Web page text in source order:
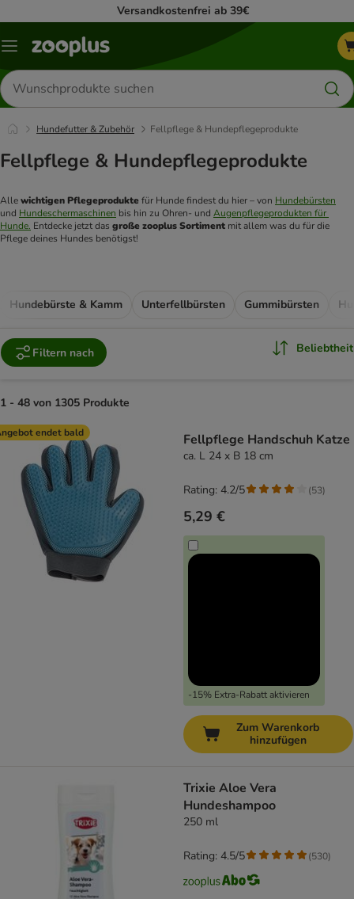
Versandkostenfrei ab 39€
Menü
Produkte
suchen
Hundefutter & Zubehör Fellpflege & Hundepflegeprodukte
Fellpflege & Hundepflegeprodukte
Alle wichtigen Pflegeprodukte für Hunde findest du hier – von Hundebürsten
und Hundeschermaschinen bis hin zu Ohren- und Augenpflegeprodukten für
Hunde. Entdecke jetzt das große zooplus Sortiment mit allem was du für die
Pflege deines Hundes benötigst!
Hundebürste & Kamm Unterfellbürsten Gummibürsten
Filtern nach Beliebtheit
1 - 48 von 1305 Produkte
product items have been changed
endet bald Fellpflege Handschuh Katze
ca. L 24 x B 18 cm
5,29 €
-15% Extra-Rabatt aktivieren
Rating: 4.2/5 (53)
Zum Warenkorb
hinzufügen
Trixie Aloe Vera
Hundeshampoo
250 ml
Rating: 4.5/5 (530)